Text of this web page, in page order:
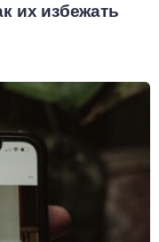
их избежать